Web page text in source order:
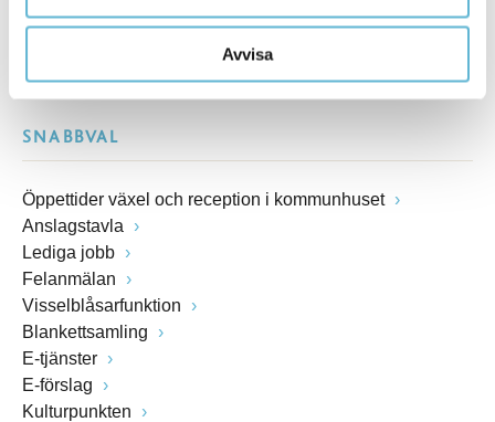
Avvisa
Växel: 0456-82 20 00
SNABBVAL
Öppettider växel och reception i kommunhuset
Anslagstavla
Lediga jobb
Felanmälan
Visselblåsarfunktion
Blankettsamling
E-tjänster
E-förslag
Kulturpunkten